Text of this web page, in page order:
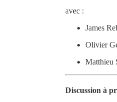
avec :
James
Olivier
Matthieu
Discussion à